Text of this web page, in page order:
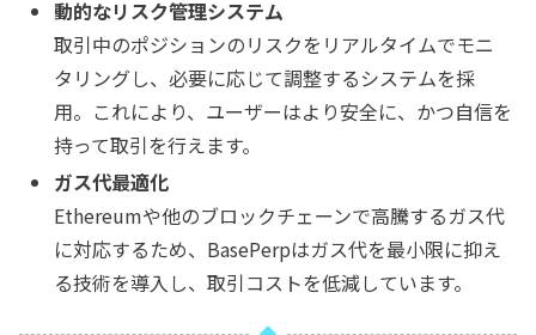
動的なリスク管理システム
取引中のポジションのリスクをリアルタイムでモニ
タリングし、必要に応じて調整するシステムを採
用。これにより、ユーザーはより安全に、かつ自信を
持って取引を行えます。
ガス代最適化
Ethereumや他のブロックチェーンで高騰するガス代
に対応するため、BasePerpはガス代を最小限に抑え
る技術を導入し、取引コストを低減しています。